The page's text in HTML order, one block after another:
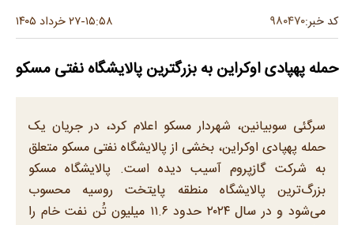
کد خبر:۹۸۰۴۷۰ ۱۵:۵۸-۲۷ خرداد ۱۴۰۵
حمله پهپادی اوکراین به بزرگترین پالایشگاه نفتی مسکو
سرگئی سوبیانین، شهردار مسکو اعلام کرد، در جریان یک
حمله پهپادی اوکراین، بخشی از پالایشگاه نفتی مسکو متعلق
به شرکت گازپروم‌ آسیب دیده است. پالایشگاه مسکو
بزرگ‌ترین پالایشگاه منطقه پایتخت روسیه محسوب
می‌شود و در سال ۲۰۲۴ حدود ۱۱.۶ میلیون تُن نفت خام را